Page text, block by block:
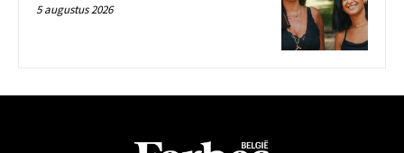
5 augustus 2026